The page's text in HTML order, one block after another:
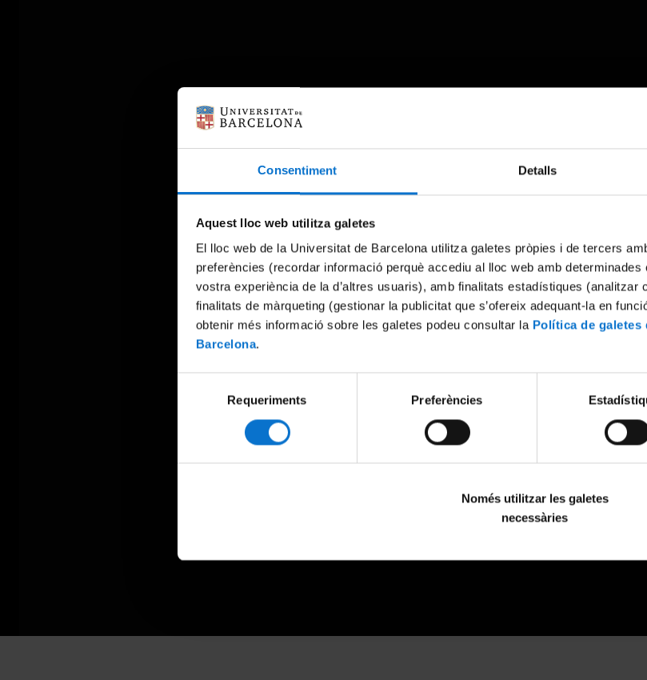
Consentiment Detalls
Aquest lloc web utilitza galetes
El lloc web de la Universitat de Barcelona utilitza galetes pròpies i de tercers
preferències (recordar informació perquè accediu al lloc web amb
vostra experiència de la d’altres usuaris), amb finalitats estadístiques (analitzar
finalitats de màrqueting (gestionar la publicitat que s’ofereix adequant-la en
obtenir més informació sobre les galetes podeu consultar la Política de
Barcelona.
Requeriments Preferències
Només utilitzar les galetes
necessàries
Something went wrong
Try again